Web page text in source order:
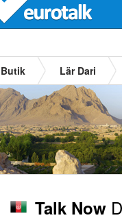
Butik Lär Dari
Talk Now